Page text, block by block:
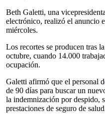
Beth Galetti, una
electrónico, realizó el anuncio
miércoles.
Los recortes se producen tras
octubre, cuando 14.000
ocupación.
Galetti afirmó que el personal
de 90 días para buscar un
la indemnización por despido,
prestaciones de seguro de